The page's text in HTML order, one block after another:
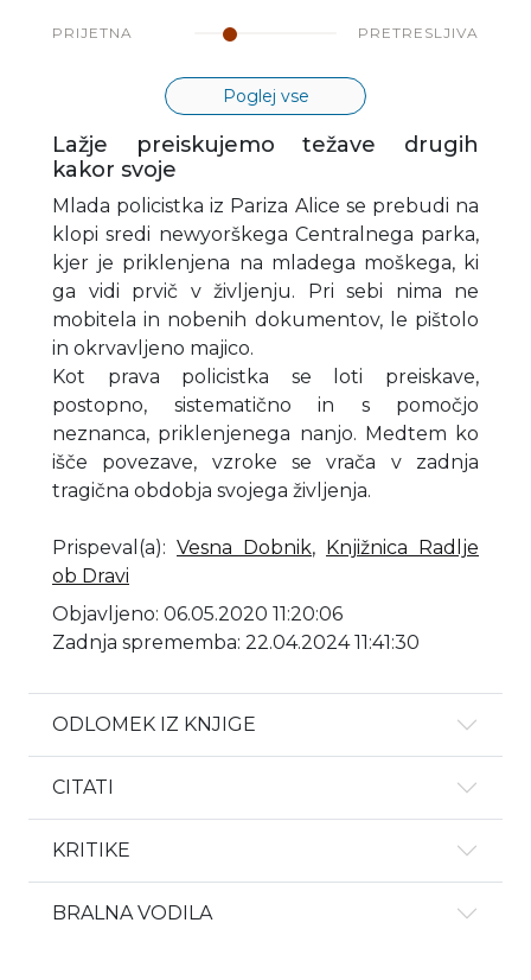
PRIJETNA PRETRESLJIVA
Poglej vse
Lažje preiskujemo težave drugih
kakor svoje
Mlada policistka iz Pariza Alice se prebudi na
klopi sredi newyorškega Centralnega parka,
kjer je priklenjena na mladega moškega, ki
ga vidi prvič v življenju. Pri sebi nima ne
mobitela in nobenih dokumentov, le pištolo
in okrvavljeno majico.
Kot prava policistka se loti preiskave,
postopno, sistematično in s pomočjo
neznanca, priklenjenega nanjo. Medtem ko
išče povezave, vzroke se vrača v zadnja
tragična obdobja svojega življenja.
Prispeval(a): Vesna Dobnik, Knjižnica Radlje
ob Dravi
Objavljeno: 06.05.2020 11:20:06
Zadnja sprememba: 22.04.2024 11:41:30
ODLOMEK IZ KNJIGE
CITATI
KRITIKE
BRALNA VODILA